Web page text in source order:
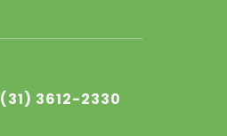
(31) 3612-2330